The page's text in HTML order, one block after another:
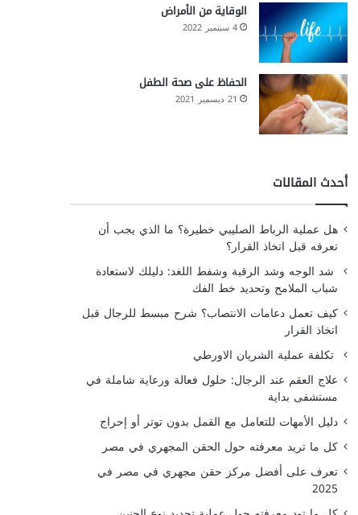
الوقاية من الأمراض
4 سبتمبر 2022
الحفاظ على صحة الطفل
21 ديسمبر 2021
أحدث المقالات
هل عملية الرباط الصليبي خطيرة؟ ما الذي يجب أن
تعرفه قبل اتخاذ القرار؟
شد الوجه وشد الرقبة وشفط اللغد: دليلك لاستعادة
شباب الملامح وتحديد خط الفك
كيف تعمل دعامات الانتصاب؟ شرح مبسط للرجال قبل
اتخاذ القرار
تكلفة عملية الشريان الاورطي
علاج العقم عند الرجال: حلول فعالة ورعاية شاملة في
مستشفى بداية
دليل الأمهات للتعامل مع القمل بدون توتر أو إحراج
كل ما تريد معرفته حول الحقن المجهري في مصر
تعرف على أفضل مركز حقن مجهري في مصر في
2025